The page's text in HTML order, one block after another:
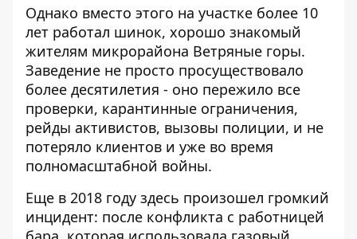
Однако вместо этого на участке более 10
лет работал шинок, хорошо знакомый
жителям микрорайона Ветряные горы.
Заведение не просто просуществовало
более десятилетия - оно пережило все
проверки, карантинные ограничения,
рейды активистов, вызовы полиции, и не
потеряло клиентов и уже во время
полномасштабной войны.
Еще в 2018 году здесь произошел громкий
инцидент: после конфликта с работницей